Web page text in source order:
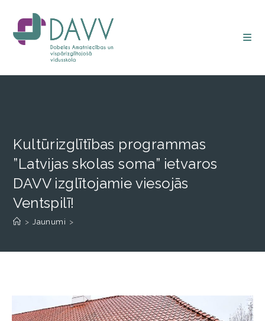
Kultūrizglītības programmas
”Latvijas skolas soma” ietvaros
DAVV izglītojamie viesojās
Ventspilī!
> Jaunumi >